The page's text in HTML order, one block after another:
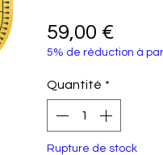
59,00 €
5% de réduction à
Quantité *
Rupture de stock